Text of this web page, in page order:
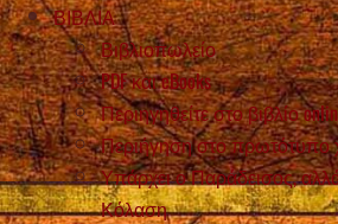
ΒΙΒΛΙΑ
Βιβλιοπωλείο
PDF και eBooks
Περιηγηθείτε στο βιβλίο
Περιήγηση στο πρωτότυπο
Υπάρχει ο Παράδεισος,
Κόλαση